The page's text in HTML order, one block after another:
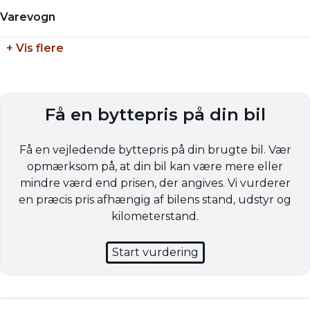
Varevogn
2000 kg
+ Vis flere
Få en byttepris på din bil
Få en vejledende byttepris på din brugte bil. Vær
opmærksom på, at din bil kan være mere eller
mindre værd end prisen, der angives. Vi vurderer
en præcis pris afhængig af bilens stand, udstyr og
kilometerstand.
Start vurdering